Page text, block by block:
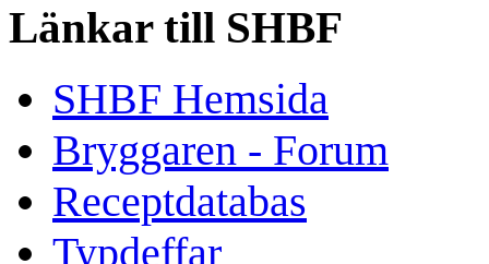
Länkar till SHBF
SHBF Hemsida
Bryggaren - Forum
Receptdatabas
Typdeffar